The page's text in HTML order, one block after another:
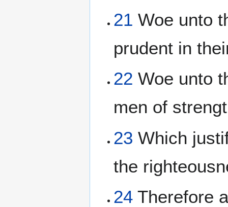
21 Woe unto
prudent in
22 Woe unto
men of
23 Which
the
24 Therefore